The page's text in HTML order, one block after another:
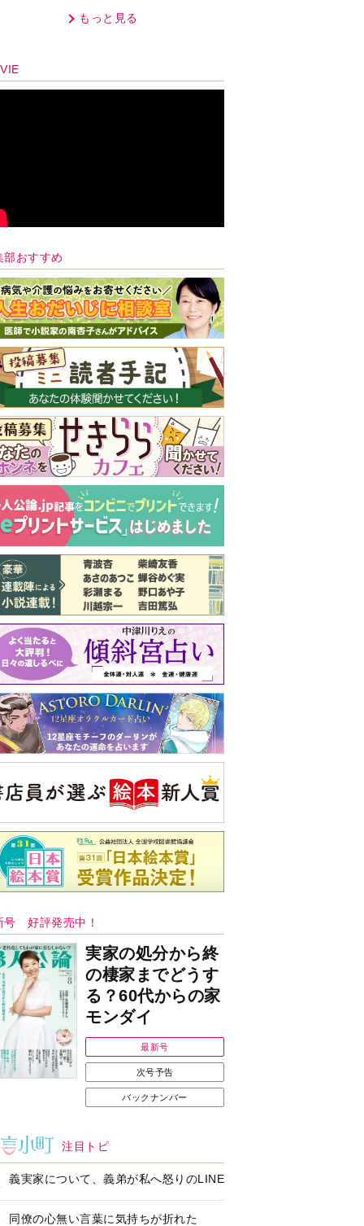
タバレあり＞
もっと見る
部おすすめ
号 好評発売中！
実家の処分から終
の棲家までどうす
る？60代からの家
モンダイ
最新号
次号予告
バックナンバー
注目トピ
義実家について、義弟が私へ怒りのLINE
同僚の心無い言葉に気持ちが折れた